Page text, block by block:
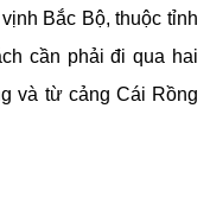
Bắc Bộ, thuộc tỉnh
cần phải đi qua hai
và từ cảng Cái Rồng